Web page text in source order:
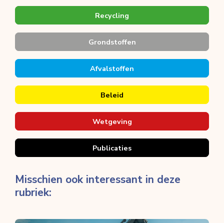
Recycling
Grondstoffen
Afvalstoffen
Beleid
Wetgeving
Publicaties
Misschien ook interessant in deze
rubriek: